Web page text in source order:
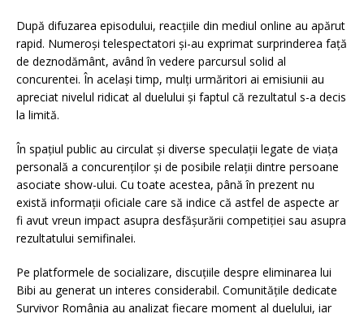
După difuzarea episodului, reacțiile din mediul online au apărut
rapid. Numeroși telespectatori și-au exprimat surprinderea față
de deznodământ, având în vedere parcursul solid al
concurentei. În același timp, mulți urmăritori ai emisiunii au
apreciat nivelul ridicat al duelului și faptul că rezultatul s-a decis
la limită.
În spațiul public au circulat și diverse speculații legate de viața
personală a concurenților și de posibile relații dintre persoane
asociate show-ului. Cu toate acestea, până în prezent nu
există informații oficiale care să indice că astfel de aspecte ar
fi avut vreun impact asupra desfășurării competiției sau asupra
rezultatului semifinalei.
Pe platformele de socializare, discuțiile despre eliminarea lui
Bibi au generat un interes considerabil. Comunitățile dedicate
Survivor România au analizat fiecare moment al duelului, iar